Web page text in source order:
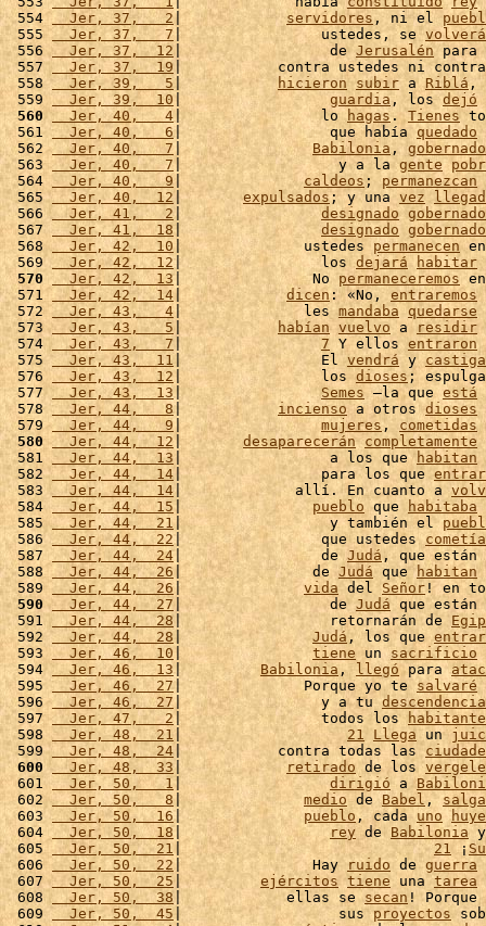
554
  Jer, 37,   2
| servidores, ni el
555
  Jer, 37,   7
|                ustedes, se volverá
556
  Jer, 37,  12
|                 de Jerusalén para
557
  Jer, 37,  19
|           contra ustedes ni
558
  Jer, 39,   5
| hicieron subir a Riblá ,
559
  Jer, 39,  10
| guardia, los dejó
560
  Jer, 40,   4
|                lo hagas. Tienes
561
  Jer, 40,   6
|                 que había quedado
562
  Jer, 40,   7
| Babilonia,
563
  Jer, 40,   7
|                  y a la gente
564
  Jer, 40,   9
| caldeos ; permanezcan
565
  Jer, 40,  12
| expulsados; y una vez
566
  Jer, 41,   2
| designado
567
  Jer, 41,  18
| designado
568
  Jer, 42,  10
|              ustedes permanecen
569
  Jer, 42,  12
|                los dejará habitar
570
  Jer, 42,  13
|               No permaneceremos
571
  Jer, 42,  14
| dicen: «No, entraremos
572
  Jer, 43,   4
|              les mandaba quedarse
573
  Jer, 43,   5
| habían vuelvo a residir
574
  Jer, 43,   7
| 7 Y ellos entraron
575
  Jer, 43,  11
|                El vendrá y
576
  Jer, 43,  12
|                los dioses;
577
  Jer, 43,  13
| Semes –la que está
578
  Jer, 44,   8
| incienso a otros dioses
579
  Jer, 44,   9
| mujeres, cometidas
580
  Jer, 44,  12
| desaparecerán completamente
581
  Jer, 44,  13
|                 a los que habitan
582
  Jer, 44,  14
|                para los que
583
  Jer, 44,  14
|             allí. En cuanto a
584
  Jer, 44,  15
| pueblo que habitaba
585
  Jer, 44,  21
|                 y también el
586
  Jer, 44,  22
|                que ustedes
587
  Jer, 44,  24
|                de Judá , que
588
  Jer, 44,  26
|               de Judá que habitan
589
  Jer, 44,  26
| vida del Señor ! en
590
  Jer, 44,  27
|                 de Judá que
591
  Jer, 44,  28
|                 retornarán de
592
  Jer, 44,  28
| Judá , los que
593
  Jer, 46,  10
| tiene un sacrificio
594
  Jer, 46,  13
| Babilonia , llegó para
595
  Jer, 46,  27
|              Porque yo te salvaré
596
  Jer, 46,  27
|                y a tu descendencia
597
  Jer, 47,   2
|                todos los
598
  Jer, 48,  21
| 21 Llega un
599
  Jer, 48,  24
|           contra todas las
600
  Jer, 48,  33
| retirado de los
601
  Jer, 50,   1
| dirigió a
602
  Jer, 50,   8
| medio de Babel ,
603
  Jer, 50,  16
| pueblo , cada uno huye
604
  Jer, 50,  18
| rey de Babilonia y
605
  Jer, 50,  21
| 21 ¡
606
  Jer, 50,  22
|               Hay ruido de guerra
607
  Jer, 50,  25
| ejércitos tiene una tarea
608
  Jer, 50,  38
|            ellas se secan !
609
  Jer, 50,  45
|                  sus proyectos